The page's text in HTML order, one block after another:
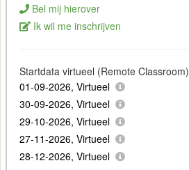
Bel mij hierover
Ik wil me inschrijven
Startdata virtueel (Remote Classroom)
01-09-2026, Virtueel
30-09-2026, Virtueel
29-10-2026, Virtueel
27-11-2026, Virtueel
28-12-2026, Virtueel